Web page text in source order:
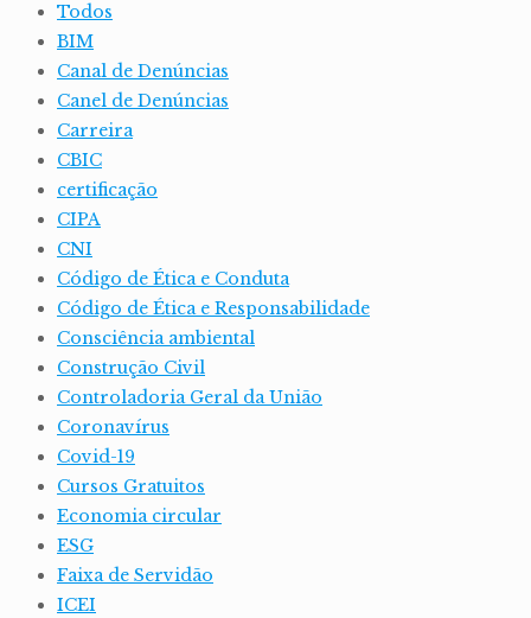
Todos
BIM
Canal de Denúncias
Canel de Denúncias
Carreira
CBIC
certificação
CIPA
CNI
Código de Ética e Conduta
Código de Ética e Responsabilidade
Consciência ambiental
Construção Civil
Controladoria Geral da União
Coronavírus
Covid-19
Cursos Gratuitos
Economia circular
ESG
Faixa de Servidão
ICEI